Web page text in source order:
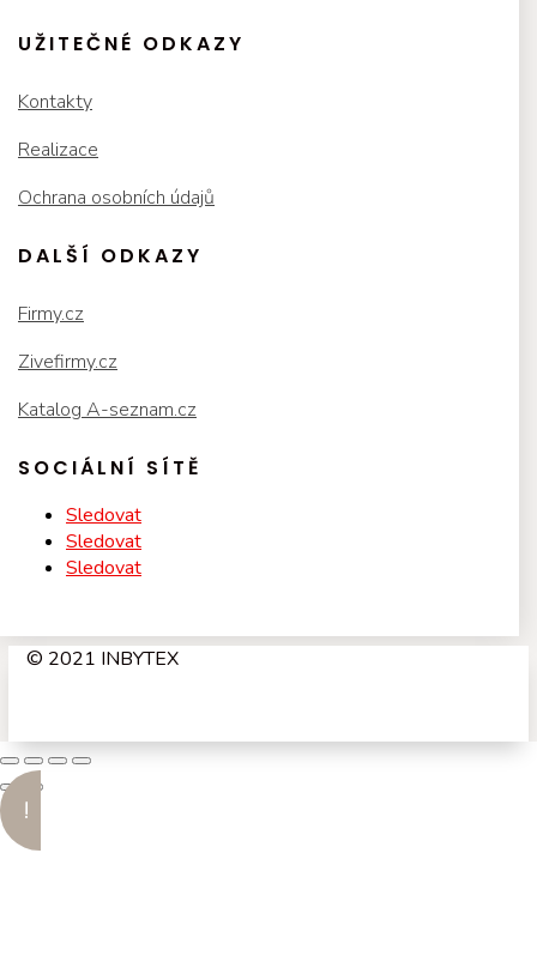
UŽITEČNÉ ODKAZY
Kontakty
Realizace
Ochrana osobních údajů
DALŠÍ ODKAZY
Firmy.cz
Zivefirmy.cz
Katalog A-seznam.cz
SOCIÁLNÍ SÍTĚ
Sledovat
Sledovat
Sledovat
© 2021 INBYTEX